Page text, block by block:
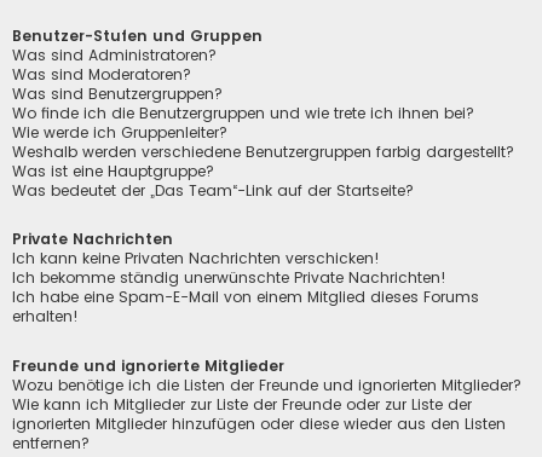
Benutzer-Stufen und Gruppen
Was sind Administratoren?
Was sind Moderatoren?
Was sind Benutzergruppen?
Wo finde ich die Benutzergruppen und wie trete ich ihnen bei?
Wie werde ich Gruppenleiter?
Weshalb werden verschiedene Benutzergruppen farbig dargestellt?
Was ist eine Hauptgruppe?
Was bedeutet der „Das Team“-Link auf der Startseite?
Private Nachrichten
Ich kann keine Privaten Nachrichten verschicken!
Ich bekomme ständig unerwünschte Private Nachrichten!
Ich habe eine Spam-E-Mail von einem Mitglied dieses Forums
erhalten!
Freunde und ignorierte Mitglieder
Wozu benötige ich die Listen der Freunde und ignorierten Mitglieder?
Wie kann ich Mitglieder zur Liste der Freunde oder zur Liste der
ignorierten Mitglieder hinzufügen oder diese wieder aus den Listen
entfernen?